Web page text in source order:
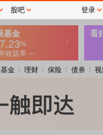
基金 理财 保险 债券
股吧 登录